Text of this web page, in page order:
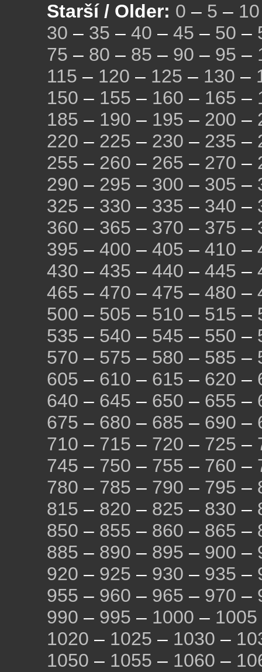
Starší / Older: 0 – 5 – 10
30 – 35 – 40 – 45 – 50 –
75 – 80 – 85 – 90 – 95 –
115 – 120 – 125 – 130 –
150 – 155 – 160 – 165 –
185 – 190 – 195 – 200 –
220 – 225 – 230 – 235 –
255 – 260 – 265 – 270 –
290 – 295 – 300 – 305 –
325 – 330 – 335 – 340 –
360 – 365 – 370 – 375 –
395 – 400 – 405 – 410 –
430 – 435 – 440 – 445 –
465 – 470 – 475 – 480 –
500 – 505 – 510 – 515 –
535 – 540 – 545 – 550 –
570 – 575 – 580 – 585 –
605 – 610 – 615 – 620 –
640 – 645 – 650 – 655 –
675 – 680 – 685 – 690 –
710 – 715 – 720 – 725 –
745 – 750 – 755 – 760 –
780 – 785 – 790 – 795 –
815 – 820 – 825 – 830 –
850 – 855 – 860 – 865 –
885 – 890 – 895 – 900 –
920 – 925 – 930 – 935 –
955 – 960 – 965 – 970 –
990 – 995 – 1000 – 1005
1020 – 1025 – 1030 –
1050 – 1055 – 1060 –